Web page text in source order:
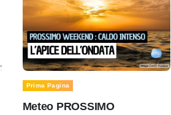
Prima Pagina
Meteo PROSSIMO